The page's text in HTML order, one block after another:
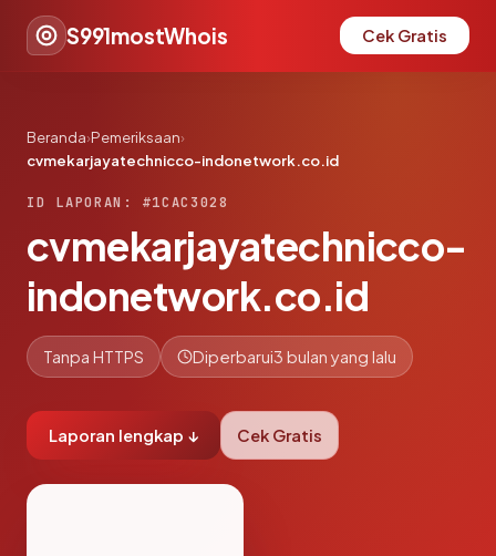
S991mostWhois Cek Gratis
Beranda›Pemeriksaan›
cvmekarjayatechnicco-indonetwork.co.id
ID LAPORAN: #1CAC3028
cvmekarjayatechnicco-
indonetwork.co.id
Tanpa HTTPS Diperbarui3 bulan yang lalu
Laporan lengkap ↓ Cek Gratis